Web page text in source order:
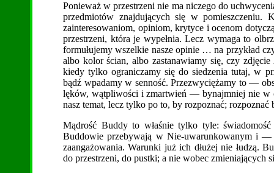
Ponieważ w przestrzeni nie ma niczego do
przedmiotów znajdujących się w pomieszczeniu.
zainteresowaniom, opiniom, krytyce i ocenom
przestrzeni, która je wypełnia. Lecz wymaga to
formułujemy wszelkie nasze opinie … na przykład
albo kolor ścian, albo zastanawiamy się, czy
kiedy tylko ograniczamy się do siedzenia tutaj, w
bądź wpadamy w senność. Przezwyciężamy to —
lęków, wątpliwości i zmartwień — bynajmniej nie w
nasz temat, lecz tylko po to, by rozpoznać;
Mądrość Buddy to właśnie tylko tyle:
Buddowie przebywają w Nie-uwarunkowanym i —
zaangażowania. Warunki już ich dłużej nie łudzą.
do przestrzeni, do pustki; a nie wobec zmieniających